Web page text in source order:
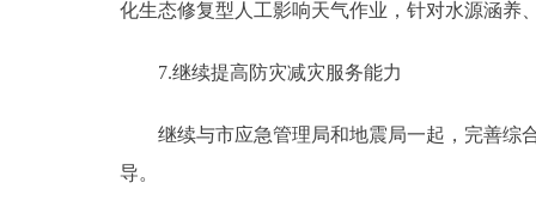
化生态修复型人工影响天气作业，针对水源涵养
7.继续提高防灾减灾服务能力
继续与市应急管理局和地震局一起，完善综合
导。